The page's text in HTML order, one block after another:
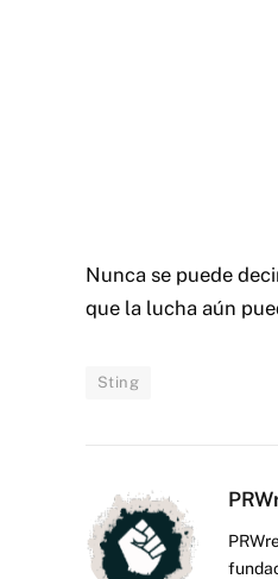
Nunca se puede
que la lucha aún
Sting